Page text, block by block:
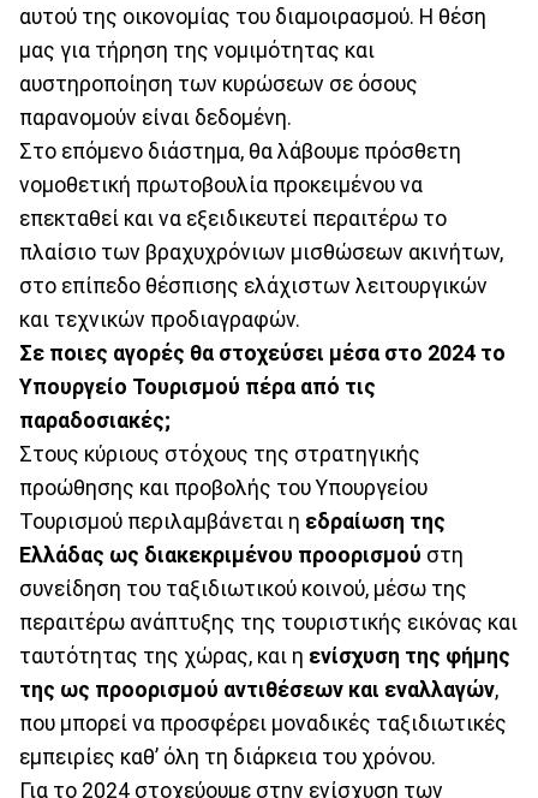
αυτού της οικονομίας του διαμοιρασμού. Η θέση
μας για τήρηση της νομιμότητας και
αυστηροποίηση των κυρώσεων σε όσους
παρανομούν είναι δεδομένη.
Στο επόμενο διάστημα, θα λάβουμε πρόσθετη
νομοθετική πρωτοβουλία προκειμένου να
επεκταθεί και να εξειδικευτεί περαιτέρω το
πλαίσιο των βραχυχρόνιων μισθώσεων ακινήτων,
στο επίπεδο θέσπισης ελάχιστων λειτουργικών
και τεχνικών προδιαγραφών.
Σε ποιες αγορές θα στοχεύσει μέσα στο 2024 το
Υπουργείο Τουρισμού πέρα από τις
παραδοσιακές;
Στους κύριους στόχους της στρατηγικής
προώθησης και προβολής του Υπουργείου
Τουρισμού περιλαμβάνεται η εδραίωση της
Ελλάδας ως διακεκριμένου προορισμού στη
συνείδηση του ταξιδιωτικού κοινού, μέσω της
περαιτέρω ανάπτυξης της τουριστικής εικόνας και
ταυτότητας της χώρας, και η ενίσχυση της φήμης
της ως προορισμού αντιθέσεων και εναλλαγών,
που μπορεί να προσφέρει μοναδικές ταξιδιωτικές
εμπειρίες καθ’ όλη τη διάρκεια του χρόνου.
Για το 2024 στοχεύουμε στην ενίσχυση των